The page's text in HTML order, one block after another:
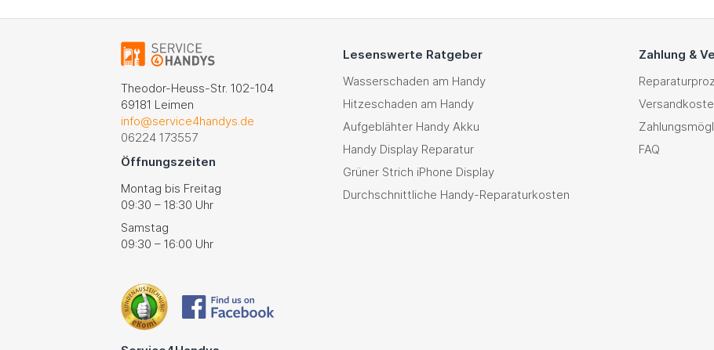
Theodor-Heuss-Str. 102-104
69181 Leimen
info@service4handys.de
06224 173557
Öffnungszeiten
Montag bis Freitag
09:30 – 18:30 Uhr
Samstag
09:30 – 16:00 Uhr
Lesenswerte Ratgeber
Wasserschaden am Handy
Hitzeschaden am Handy
Aufgeblähter Handy Akku
Handy Display Reparatur
Grüner Strich iPhone Display
Durchschnittliche Handy-Reparaturkosten
Zahlung &
FAQ